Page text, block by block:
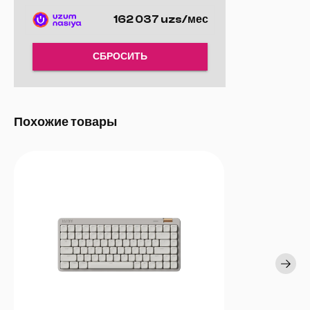
до 8 000 Гц. Это означает, что каждое нажатие клавиши
обрабатывается с ультрабыстрым сканированием 16K,
162 037 uzs/мес
СБРОСИТЬ
Похожие товары